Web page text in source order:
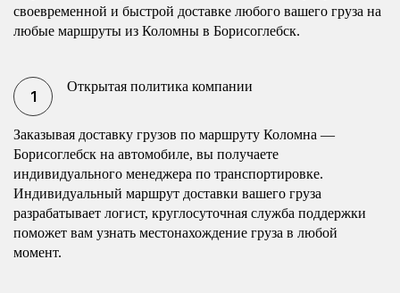
своевременной и быстрой доставке любого вашего груза на
любые маршруты из Коломны в Борисоглебск.
Открытая политика компании
Заказывая доставку грузов по маршруту Коломна —
Борисоглебск на автомобиле, вы получаете
индивидуального менеджера по транспортировке.
Индивидуальный маршрут доставки вашего груза
разрабатывает логист, круглосуточная служба поддержки
поможет вам узнать местонахождение груза в любой
момент.